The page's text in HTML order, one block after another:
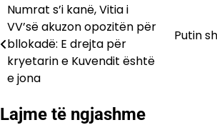
Lëvizje
te
postimet
Numrat s’i kanë, Vitia i
VV’së akuzon opozitën për
bllokadë: E drejta për
kryetarin e Kuvendit është
e jona
Putin
Lajme të ngjashme